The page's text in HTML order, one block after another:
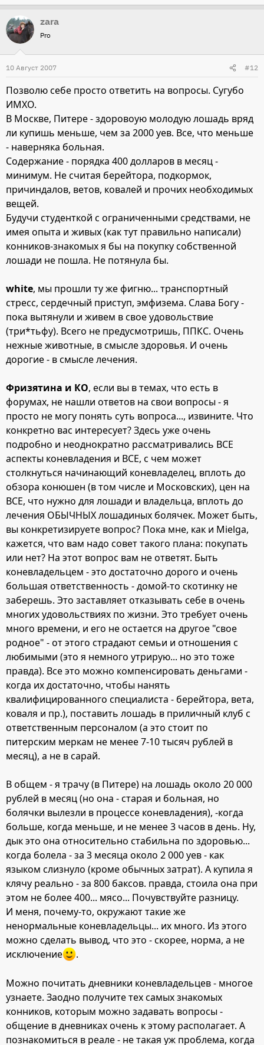
zara
Pro
10 Август 2007 #12
Позволю себе просто ответить на вопросы. Сугубо
ИМХО.
В Москве, Питере - здоровоую молодую лошадь вряд
ли купишь меньше, чем за 2000 уев. Все, что меньше
- наверняка больная.
Содержание - порядка 400 долларов в месяц -
минимум. Не считая берейтора, подкормок,
причиндалов, ветов, ковалей и прочих необходимых
вещей.
Будучи студенткой с ограниченными средствами, не
имея опыта и живых (как тут правильно написали)
конников-знакомых я бы на покупку собственной
лошади не пошла. Не потянула бы.
white, мы прошли ту же фигню... транспортный
стресс, сердечный приступ, эмфизема. Слава Богу -
пока вытянули и живем в свое удовольствие
(три*тьфу). Всего не предусмотришь, ППКС. Очень
нежные животные, в смысле здоровья. И очень
дорогие - в смысле лечения.
Фризятина и КО, если вы в темах, что есть в
форумах, не нашли ответов на свои вопросы - я
просто не могу понять суть вопроса..., извините. Что
конкретно вас интересует? Здесь уже очень
подробно и неоднократно рассматривались ВСЕ
аспекты коневладения и ВСЕ, с чем может
столкнуться начинающий коневладелец, вплоть до
обзора конюшен (в том числе и Московских), цен на
ВСЕ, что нужно для лошади и владельца, вплоть до
лечения ОБЫЧНЫХ лошадиных болячек. Может быть,
вы конкретизируете вопрос? Пока мне, как и Mielga,
кажется, что вам надо совет такого плана: покупать
или нет? На этот вопрос вам не ответят. Быть
коневладельцем - это достаточно дорого и очень
большая ответственность - домой-то скотинку не
заберешь. Это заставляет отказывать себе в очень
многих удовольствиях по жизни. Это требует очень
много времени, и его не остается на другое "свое
родное" - от этого страдают семьи и отношения с
любимыми (это я немного утрирую... но это тоже
правда). Все это можно компенсировать деньгами -
когда их достаточно, чтобы нанять
квалифицированного специалиста - берейтора, вета,
коваля и пр.), поставить лошадь в приличный клуб с
ответственным персоналом (а это стоит по
питерским меркам не менее 7-10 тысяч рублей в
месяц), а не в сарай.
В общем - я трачу (в Питере) на лошадь около 20 000
рублей в месяц (но она - старая и больная, но
болячки вылезли в процессе коневладения), -когда
больше, когда меньше, и не менее 3 часов в день. Ну,
дык это она относительно стабильна по здоровью...
когда болела - за 3 месяца около 2 000 уев - как
языком слизнуло (кроме обычных затрат). А купила я
клячу реально - за 800 баксов. правда, стоила она при
этом не более 400... мясо... Почувствуйте разницу.
И меня, почему-то, окружают такие же
ненормальные коневладельцы... их много. Из этого
можно сделать вывод, что это - скорее, норма, а не
исключение
.
Можно почитать дневники коневладельцев - многое
узнаете. Заодно получите тех самых знакомых
конников, которым можно задавать вопросы -
общение в дневниках очень к этому располагает. А
познакомиться в реале - не такая уж проблема, когда